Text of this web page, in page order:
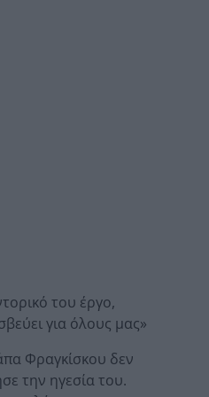
του έργο,
για όλους μας»
Φραγκίσκου δεν
την ηγεσία του.